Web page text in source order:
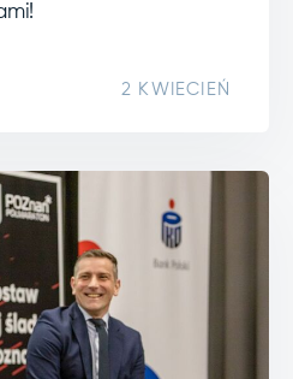
2 KWIECIEŃ